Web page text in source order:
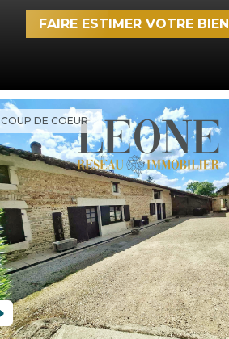
FAIRE ESTIMER VOTRE BIEN
COUP DE COEUR